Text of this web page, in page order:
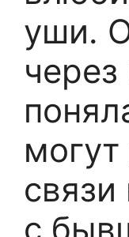
уши.